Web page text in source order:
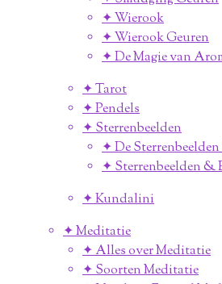
✦ Wierook
✦ Wierook Geuren
✦ De Magie van
✦ Tarot
✦ Pendels
✦ Sterrenbeelden
✦ De
✦ Sterrenbeelden &
✦ Kundalini
✦ Meditatie
✦ Alles over Meditatie
✦ Soorten Meditatie